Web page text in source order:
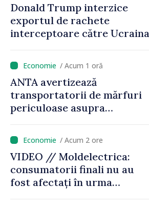
Donald Trump interzice
exportul de rachete
interceptoare către Ucraina
/ Acum 1 oră
ANTA avertizează
transportatorii de mărfuri
periculoase asupra
caniculă
/ Acum 2 ore
VIDEO // Moldelectrica:
consumatorii finali nu au
fost afectați în urma